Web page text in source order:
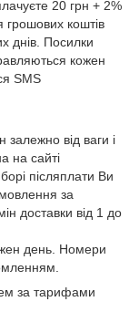
20 грн + 2%
грошових коштів
днів. Посилки
кожен
SMS
залежно від ваги і
на сайті
післяплати Ви
за
доставки від 1 до
день. Номери
за тарифами